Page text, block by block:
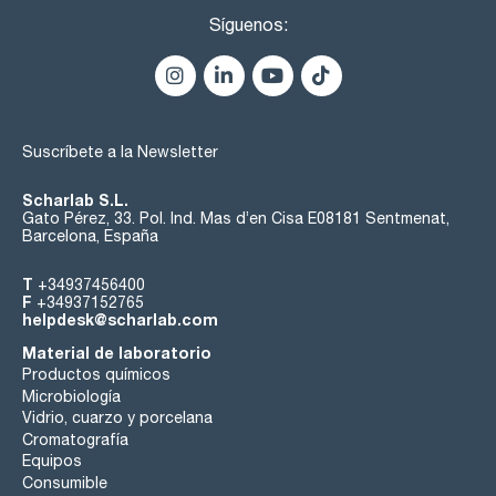
Síguenos:
Suscríbete a la Newsletter
Scharlab S.L.
Gato Pérez, 33. Pol. Ind. Mas d’en Cisa E08181 Sentmenat,
Barcelona, España
T +34937456400
F +34937152765
helpdesk@scharlab.com
Material de laboratorio
Productos químicos
Microbiología
Vidrio, cuarzo y porcelana
Cromatografía
Equipos
Consumible